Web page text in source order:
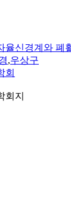
율신경계와 폐
,우상구
회
회지